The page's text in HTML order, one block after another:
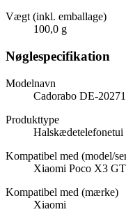
Vægt (inkl. emballage)
100,0 g
Nøglespecifikation
Modelnavn
Cadorabo DE-
Produkttype
Halskædetelefonetui
Kompatibel med (model/
Xiaomi Poco X3 GT
Kompatibel med (mærke)
Xiaomi